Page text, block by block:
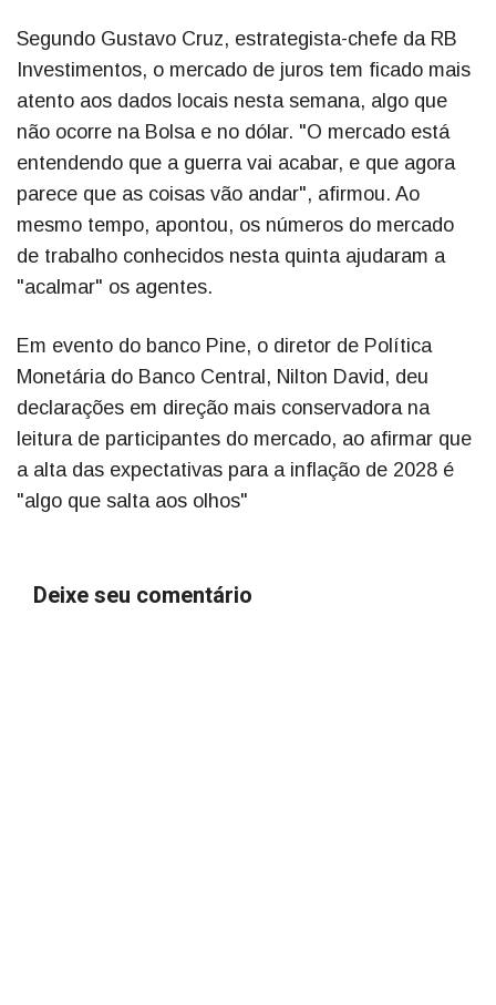
Segundo Gustavo Cruz, estrategista-chefe da RB
Investimentos, o mercado de juros tem ficado mais
atento aos dados locais nesta semana, algo que
não ocorre na Bolsa e no dólar. "O mercado está
entendendo que a guerra vai acabar, e que agora
parece que as coisas vão andar", afirmou. Ao
mesmo tempo, apontou, os números do mercado
de trabalho conhecidos nesta quinta ajudaram a
"acalmar" os agentes.
Em evento do banco Pine, o diretor de Política
Monetária do Banco Central, Nilton David, deu
declarações em direção mais conservadora na
leitura de participantes do mercado, ao afirmar que
a alta das expectativas para a inflação de 2028 é
"algo que salta aos olhos"
Deixe seu comentário